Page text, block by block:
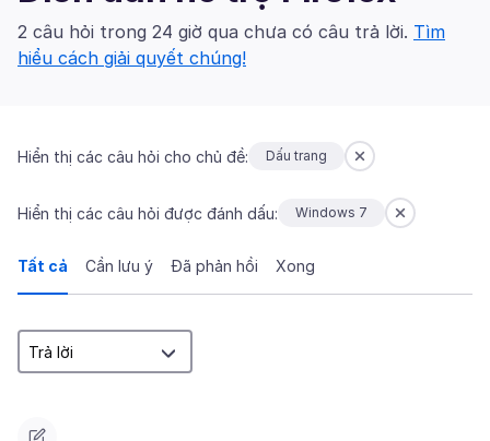
2 câu hỏi trong 24 giờ qua chưa có câu trả lời. Tìm
hiểu cách giải quyết chúng!
Hiển thị các câu hỏi cho chủ đề: Dấu trang
Hiển thị các câu hỏi được đánh dấu: Windows 7
Tất cả Cần lưu ý Đã phản hồi Xong